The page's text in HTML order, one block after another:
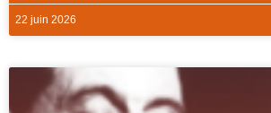
22 juin 2026